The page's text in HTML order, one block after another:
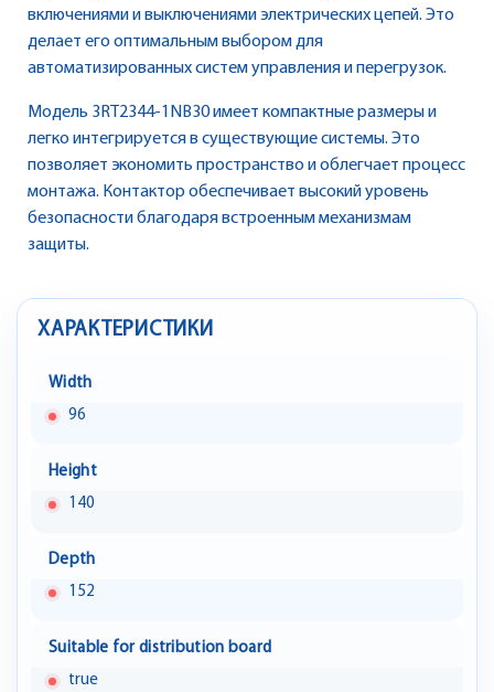
включениями и выключениями электрических цепей. Это
делает его оптимальным выбором для
автоматизированных систем управления и перегрузок.
Модель 3RT2344-1NB30 имеет компактные размеры и
легко интегрируется в существующие системы. Это
позволяет экономить пространство и облегчает процесс
монтажа. Контактор обеспечивает высокий уровень
безопасности благодаря встроенным механизмам
защиты.
ХАРАКТЕРИСТИКИ
Width
96
Height
140
Depth
152
Suitable for distribution board
true